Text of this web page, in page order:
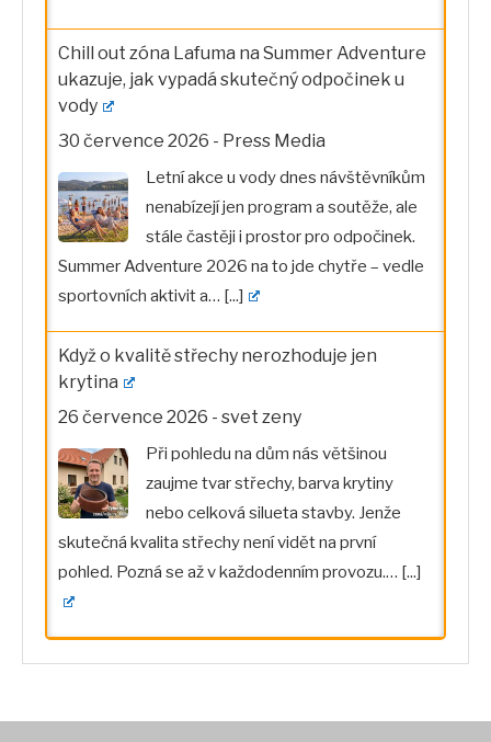
Chill out zóna Lafuma na Summer Adventure
ukazuje, jak vypadá skutečný odpočinek u
vody
30 července 2026 - Press Media
Letní akce u vody dnes návštěvníkům
nenabízejí jen program a soutěže, ale
stále častěji i prostor pro odpočinek.
Summer Adventure 2026 na to jde chytře – vedle
sportovních aktivit a… [...]
Když o kvalitě střechy nerozhoduje jen
krytina
26 července 2026 - svet zeny
Při pohledu na dům nás většinou
zaujme tvar střechy, barva krytiny
nebo celková silueta stavby. Jenže
skutečná kvalita střechy není vidět na první
pohled. Pozná se až v každodenním provozu.… [...]